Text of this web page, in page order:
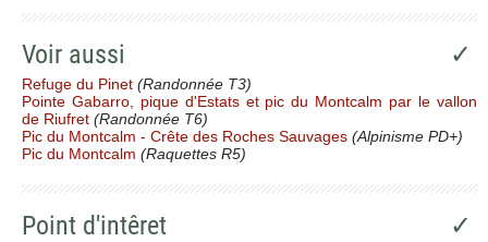
Voir aussi ✓
Refuge du Pinet (Randonnée T3)
Pointe Gabarro, pique d'Estats et pic du Montcalm par le vallon
de Riufret (Randonnée T6)
Pic du Montcalm - Crête des Roches Sauvages (Alpinisme PD+)
Pic du Montcalm (Raquettes R5)
Point d'intêret ✓